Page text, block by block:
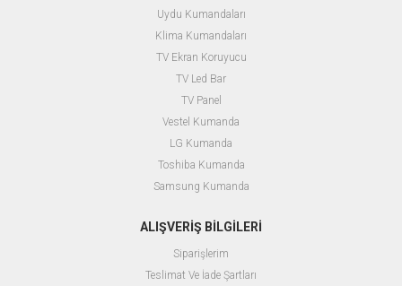
Uydu Kumandaları
Klima Kumandaları
TV Ekran Koruyucu
TV Led Bar
TV Panel
Vestel Kumanda
LG Kumanda
Toshiba Kumanda
Samsung Kumanda
ALIŞVERİŞ BİLGİLERİ
Siparişlerim
Teslimat Ve İade Şartları